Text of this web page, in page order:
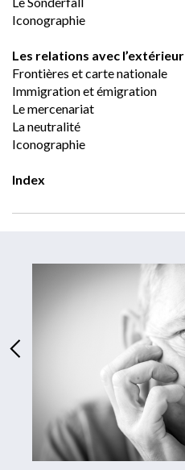
Iconographie
Les relations avec l’extérieur
Frontières et carte nationale
Le mercenariat
La neutralité
Iconographie
Index